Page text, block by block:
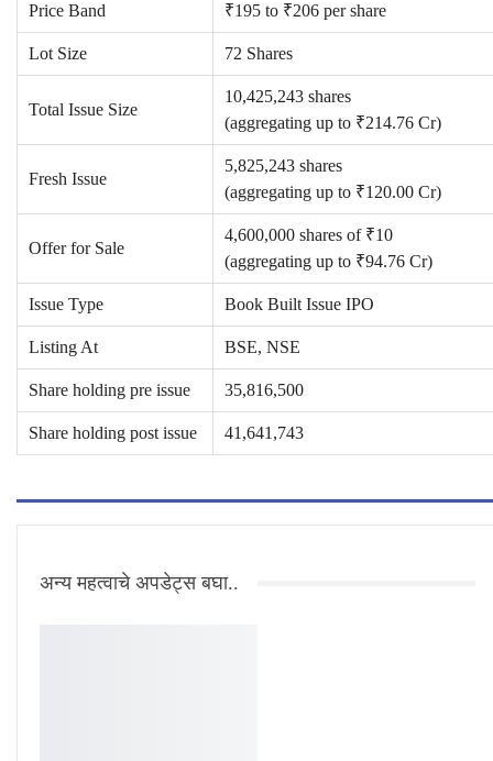
Price Band ₹195 to ₹206 per share
Lot Size 72 Shares
Total Issue Size
10,425,243 shares
(aggregating up to ₹214.76 Cr)
Fresh Issue
5,825,243 shares
(aggregating up to ₹120.00 Cr)
Offer for Sale
4,600,000 shares of ₹10
(aggregating up to ₹94.76 Cr)
Issue Type Book Built Issue IPO
Listing At BSE, NSE
Share holding pre issue 35,816,500
Share holding post issue 41,641,743
अन्य महत्वाचे अपडेट्स बघा..